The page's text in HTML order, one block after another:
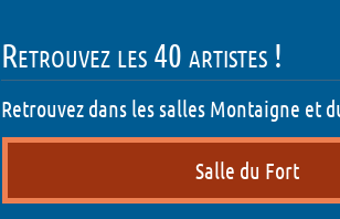
Retrouvez les 40 artistes !
Retrouvez dans les salles Montaigne et
Salle du Fort